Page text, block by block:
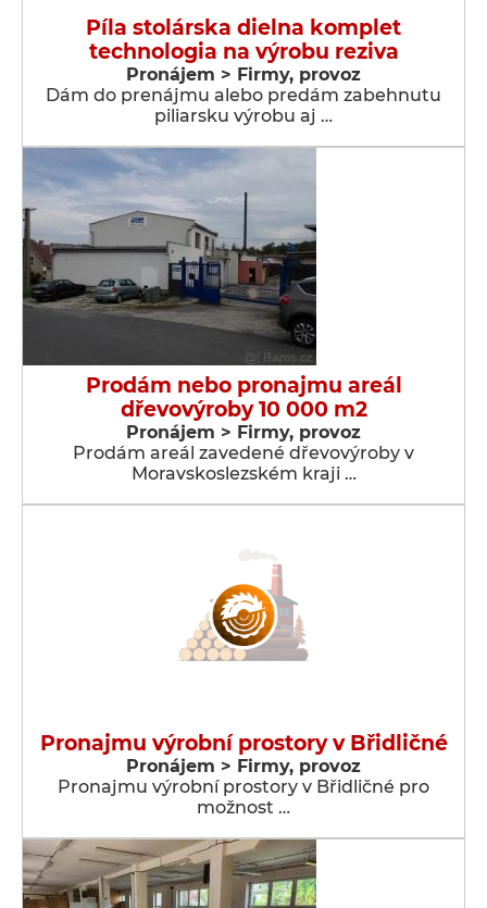
Píla stolárska dielna komplet
technologia na výrobu reziva
Pronájem > Firmy, provoz
Dám do prenájmu alebo predám zabehnutu
piliarsku výrobu aj …
Prodám nebo pronajmu areál
dřevovýroby 10 000 m2
Pronájem > Firmy, provoz
Prodám areál zavedené dřevovýroby v
Moravskoslezském kraji …
Pronajmu výrobní prostory v Břidličné
Pronájem > Firmy, provoz
Pronajmu výrobní prostory v Břidličné pro
možnost …